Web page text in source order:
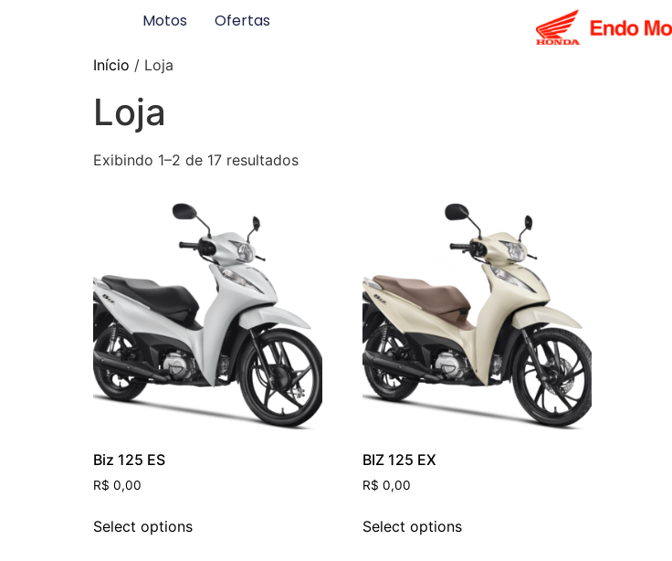
Motos Ofertas
Início / Loja
Loja
Exibindo 1–2 de 17 resultados
Biz 125 ES
R$ 0,00
Select options
BIZ 125 EX
R$ 0,00
Select options